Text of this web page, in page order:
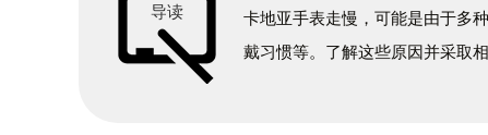
导读
卡地亚手表走慢，可能是由于多
戴习惯等。了解这些原因并采取